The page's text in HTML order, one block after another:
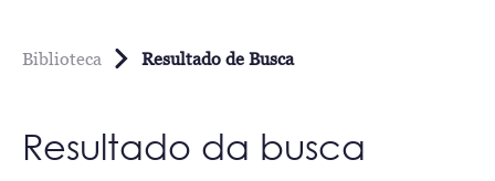
Biblioteca Resultado de Busca
Resultado da busca